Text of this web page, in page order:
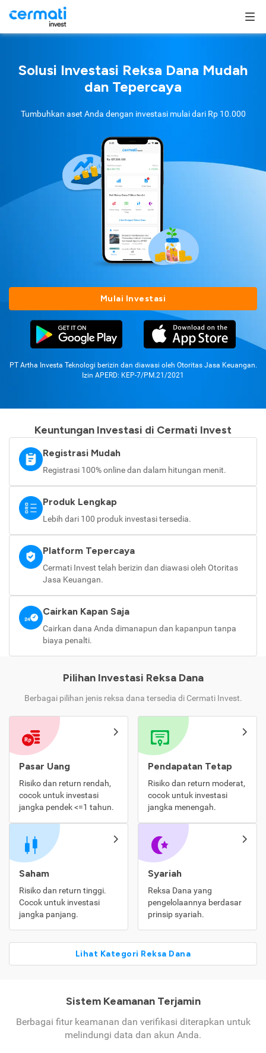
Solusi Investasi Reksa Dana Mudah
dan Tepercaya
Tumbuhkan aset Anda dengan investasi mulai dari Rp 10.000
Mulai Investasi
PT Artha Investa Teknologi berizin dan diawasi oleh Otoritas Jasa Keuangan.
Izin APERD: KEP-7/PM.21/2021
Keuntungan Investasi di Cermati Invest
Registrasi Mudah
Registrasi 100% online dan dalam hitungan menit.
Produk Lengkap
Lebih dari 100 produk investasi tersedia.
Platform Tepercaya
Cermati Invest telah berizin dan diawasi oleh Otoritas
Jasa Keuangan.
Cairkan Kapan Saja
Cairkan dana Anda dimanapun dan kapanpun tanpa
biaya penalti.
Pilihan Investasi Reksa Dana
Berbagai pilihan jenis reksa dana tersedia di Cermati Invest.
Pasar Uang
Risiko dan return rendah,
cocok untuk investasi
jangka pendek <=1 tahun.
Pendapatan Tetap
Risiko dan return moderat,
cocok untuk investasi
jangka menengah.
Saham
Risiko dan return tinggi.
Cocok untuk investasi
jangka panjang.
Syariah
Reksa Dana yang
pengelolaannya berdasar
prinsip syariah.
Lihat Kategori Reksa Dana
Sistem Keamanan Terjamin
Berbagai fitur keamanan dan verifikasi diterapkan untuk
melindungi data dan akun Anda.